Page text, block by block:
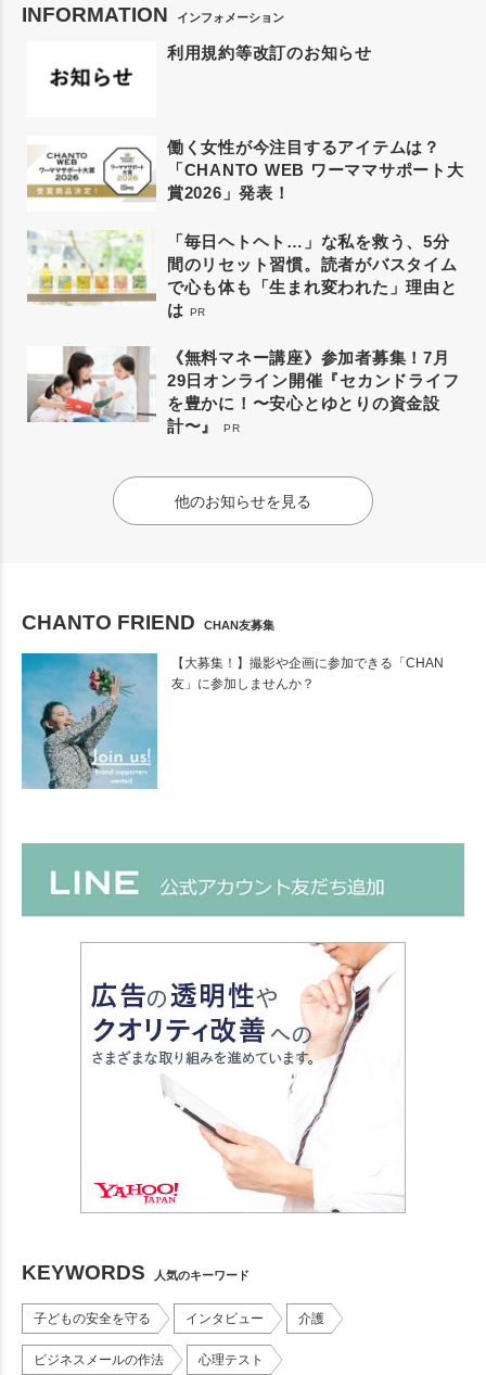
INFORMATION インフォメーション
利用規約等改訂のお知らせ
働く女性が今注目するアイテムは？
「CHANTO WEB ワーママサポート大
賞2026」発表！
「毎日ヘトヘト…」な私を救う、5分
間のリセット習慣。読者がバスタイム
で心も体も「生まれ変われた」理由と
は PR
《無料マネー講座》参加者募集！7月
29日オンライン開催『セカンドライフ
を豊かに！〜安心とゆとりの資金設
計〜』
PR
他のお知らせを見る
CHANTO FRIEND CHAN友募集
【大募集！】撮影や企画に参加できる「CHAN
友」に参加しませんか？
KEYWORDS 人気のキーワード
子どもの安全を守る インタビュー 介護
ビジネスメールの作法 心理テスト